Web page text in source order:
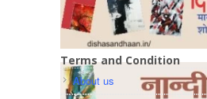
Terms and Condition
About us